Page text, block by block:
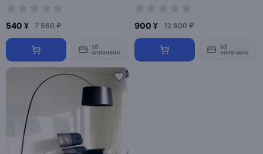
540 ¥ 7 560 ₽
10
оплачено
900 ¥ 12 600 ₽
10
оплачено